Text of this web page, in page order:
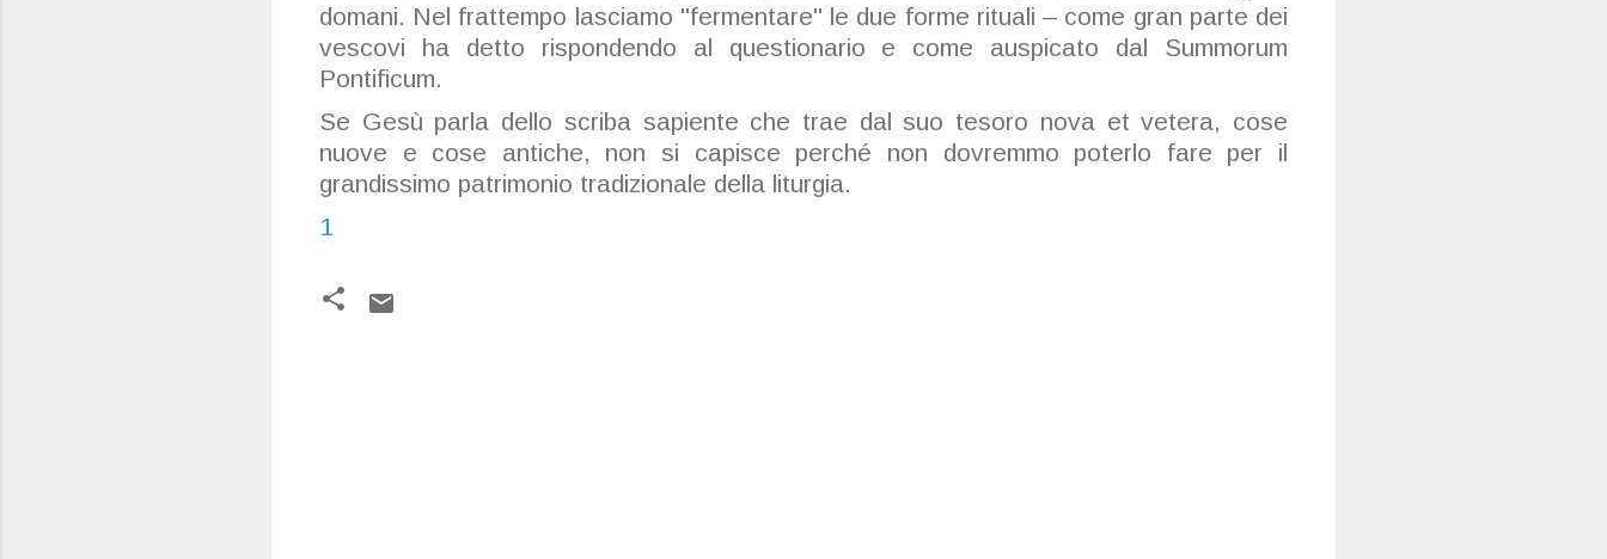
domani. Nel frattempo lasciamo "fermentare" le due forme rituali – come gran parte dei
vescovi ha detto rispondendo al questionario e come auspicato dal Summorum
Pontificum.
Se Gesù parla dello scriba sapiente che trae dal suo tesoro nova et vetera, cose
nuove e cose antiche, non si capisce perché non dovremmo poterlo fare per il
grandissimo patrimonio tradizionale della liturgia.
1